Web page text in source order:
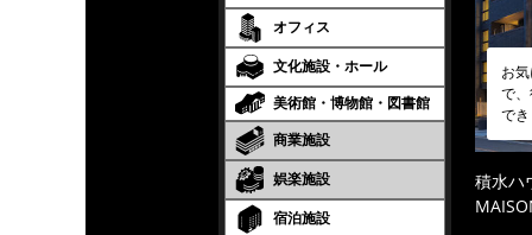
オフィス
文化施設・ホール
美術館・博物館・図書館
商業施設
娯楽施設
宿泊施設
お
で
で
積水